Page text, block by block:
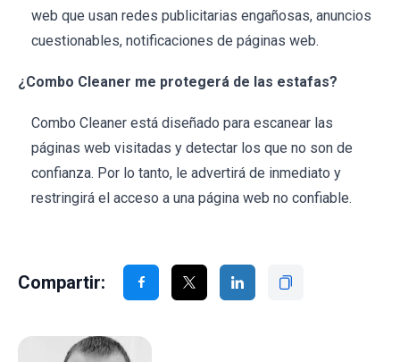
web que usan redes publicitarias engañosas, anuncios
cuestionables, notificaciones de páginas web.
¿Combo Cleaner me protegerá de las estafas?
Combo Cleaner está diseñado para escanear las
páginas web visitadas y detectar los que no son de
confianza. Por lo tanto, le advertirá de inmediato y
restringirá el acceso a una página web no confiable.
Compartir: